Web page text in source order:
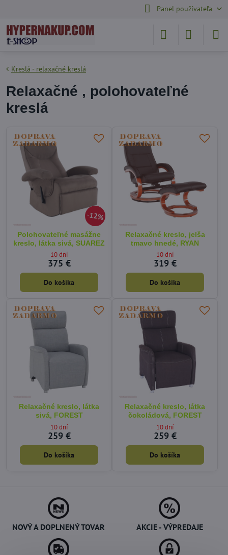
Panel používateľa
Kreslá - relaxačné kreslá
Relaxačné , polohovateľné
kreslá
12%
Polohovateľné masážne
kreslo, látka sivá, SUAREZ
10 dní
375 €
Do košíka
Relaxačné kreslo, jelša
tmavo hnedé, RYAN
10 dní
319 €
Do košíka
Relaxačné kreslo, látka
sivá, FOREST
10 dní
259 €
Do košíka
Relaxačné kreslo, látka
čokoládová, FOREST
10 dní
259 €
Do košíka
NOVÝ A DOPLNENÝ TOVAR AKCIE - VÝPREDAJE